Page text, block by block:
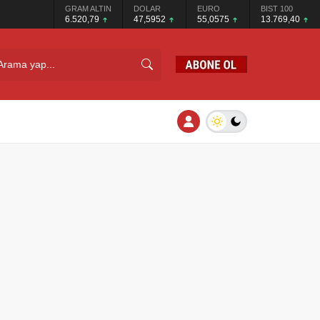
GRAM ALTIN
6.520,79
DOLAR
47,5952
EURO
55,0575
BIST 100
13.769,40